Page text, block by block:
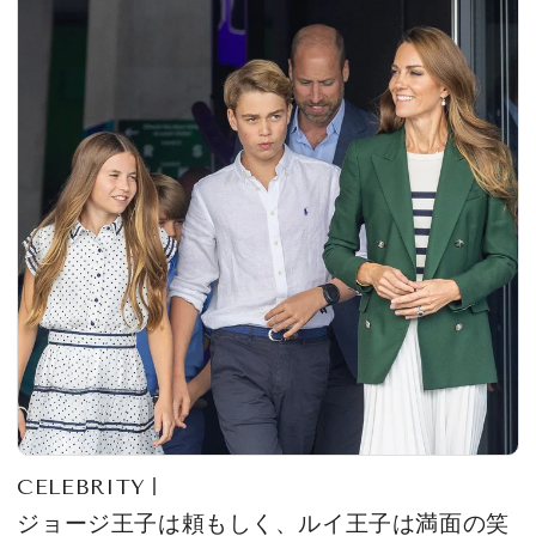
CELEBRITY
ジョージ王子は頼もしく、ルイ王子は満面の笑